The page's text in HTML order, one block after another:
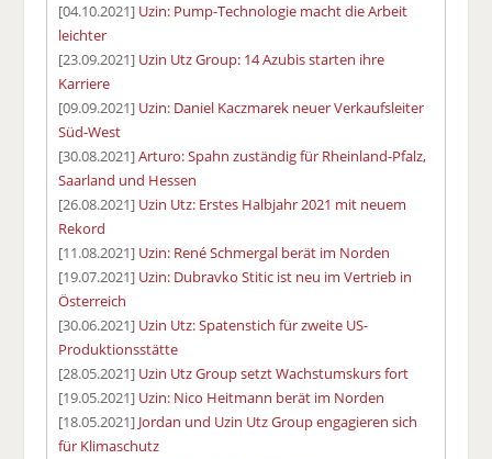
[04.10.2021] Uzin: Pump-Technologie macht die Arbeit
leichter
[23.09.2021] Uzin Utz Group: 14 Azubis starten ihre
Karriere
[09.09.2021] Uzin: Daniel Kaczmarek neuer Verkaufsleiter
Süd-West
[30.08.2021]Arturo: Spahn zuständig für Rheinland-Pfalz,
Saarland und Hessen
[26.08.2021] Uzin Utz: Erstes Halbjahr 2021 mit neuem
Rekord
[11.08.2021] Uzin: René Schmergal berät im Norden
[19.07.2021] Uzin: Dubravko Stitic ist neu im Vertrieb in
Österreich
[30.06.2021] Uzin Utz: Spatenstich für zweite US-
Produktionsstätte
[28.05.2021] Uzin Utz Group setzt Wachstumskurs fort
[19.05.2021] Uzin: Nico Heitmann berät im Norden
[18.05.2021] Jordan und Uzin Utz Group engagieren sich
für Klimaschutz